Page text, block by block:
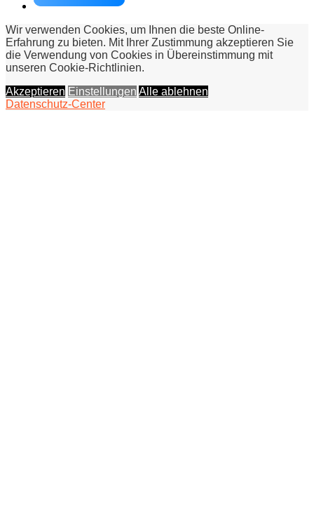
Wir verwenden Cookies, um Ihnen die beste Online-
Erfahrung zu bieten. Mit Ihrer Zustimmung akzeptieren Sie
die Verwendung von Cookies in Übereinstimmung mit
unseren Cookie-Richtlinien.
Akzeptieren Einstellungen Alle ablehnen
Datenschutz-Center